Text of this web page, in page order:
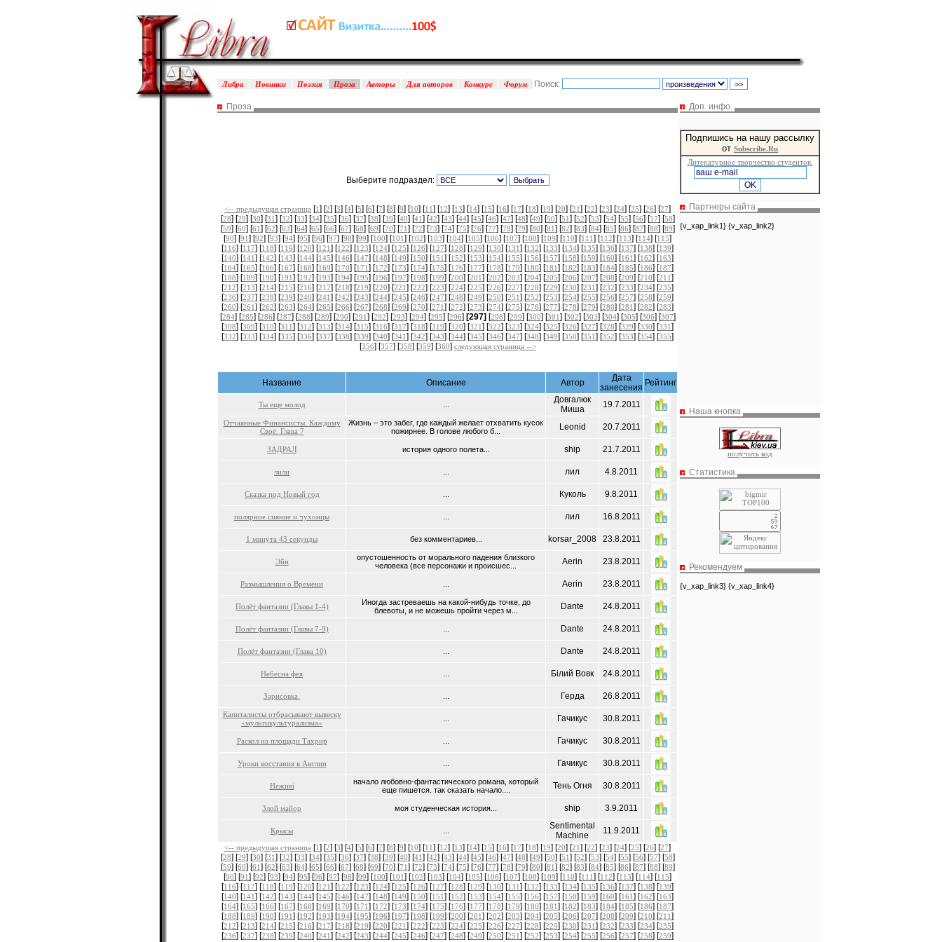
Поиск:
Либра Новинки Поэзия Проза Авторы Для авторов Конкурс Форум
Проза
Выберите подраздел:
<-- предыдущая страница [1] [2] [3] [4] [5] [6] [7] [8] [9] [10] [11] [12] [13] [14] [15] [16] [17] [18] [19] [20] [21] [22] [23] [24] [25] [26] [27]
[28] [29] [30] [31] [32] [33] [34] [35] [36] [37] [38] [39] [40] [41] [42] [43] [44] [45] [46] [47] [48] [49] [50] [51] [52] [53] [54] [55] [56] [57] [58]
[59] [60] [61] [62] [63] [64] [65] [66] [67] [68] [69] [70] [71] [72] [73] [74] [75] [76] [77] [78] [79] [80] [81] [82] [83] [84] [85] [86] [87] [88] [89]
[90] [91] [92] [93] [94] [95] [96] [97] [98] [99] [100] [101] [102] [103] [104] [105] [106] [107] [108] [109] [110] [111] [112] [113] [114] [115]
[116] [117] [118] [119] [120] [121] [122] [123] [124] [125] [126] [127] [128] [129] [130] [131] [132] [133] [134] [135] [136] [137] [138] [139]
[140] [141] [142] [143] [144] [145] [146] [147] [148] [149] [150] [151] [152] [153] [154] [155] [156] [157] [158] [159] [160] [161] [162] [163]
[164] [165] [166] [167] [168] [169] [170] [171] [172] [173] [174] [175] [176] [177] [178] [179] [180] [181] [182] [183] [184] [185] [186] [187]
[188] [189] [190] [191] [192] [193] [194] [195] [196] [197] [198] [199] [200] [201] [202] [203] [204] [205] [206] [207] [208] [209] [210] [211]
[212] [213] [214] [215] [216] [217] [218] [219] [220] [221] [222] [223] [224] [225] [226] [227] [228] [229] [230] [231] [232] [233] [234] [235]
[236] [237] [238] [239] [240] [241] [242] [243] [244] [245] [246] [247] [248] [249] [250] [251] [252] [253] [254] [255] [256] [257] [258] [259]
[260] [261] [262] [263] [264] [265] [266] [267] [268] [269] [270] [271] [272] [273] [274] [275] [276] [277] [278] [279] [280] [281] [282] [283]
[284] [285] [286] [287] [288] [289] [290] [291] [292] [293] [294] [295] [296] [297] [298] [299] [300] [301] [302] [303] [304] [305] [306] [307]
[308] [309] [310] [311] [312] [313] [314] [315] [316] [317] [318] [319] [320] [321] [322] [323] [324] [325] [326] [327] [328] [329] [330] [331]
[332] [333] [334] [335] [336] [337] [338] [339] [340] [341] [342] [343] [344] [345] [346] [347] [348] [349] [350] [351] [352] [353] [354] [355]
[356] [357] [358] [359] [360] следующая страница -->
Название Описание Автор
Дата
занесения Рейтинг
Ты еще молод
Довгалюк
Миша
19.7.2011
Отчаянные Финансисты. Каждому
Своё. Глава 7
Жизнь – это забег, где каждый желает отхватить кусок
пожирнее. В голове любого б...
Leonid 20.7.2011
ЗАДРАЛ история одного полета... ship 21.7.2011
лили лил 4.8.2011
Сказка под Новый год Куколь 9.8.2011
полярное сияние и чухонцы лил 16.8.2011
1 минута 43 секунды без комментариев... korsar_2008 23.8.2011
Эйн
опустошенность от морального падения близкого
человека (все персонажи и происшес...
Aerin 23.8.2011
Размышления о Времени Aerin 23.8.2011
Полёт фантазии (Главы 1-4)
Иногда застреваешь на какой-нибудь точке, до
блевоты, и не можешь пройти через м...
Dante 24.8.2011
Полёт фантазии (Главы 7-9) Dante 24.8.2011
Полёт фантазии (Глава 10) Dante 24.8.2011
Небесна фея Білий Вовк 24.8.2011
Зарисовка. Герда 26.8.2011
Капиталисты отбрасывают вывеску
«мультикультурализма»
Гачикус 30.8.2011
Раскол на площади Тахрир Гачикус 30.8.2011
Уроки восстания в Англии Гачикус 30.8.2011
Неживі
начало любовно-фантастического романа, который
еще пишется. так сказать начало....
Тень Огня 30.8.2011
Злой майор моя студенческая история... ship 3.9.2011
Крысы
Sentimental
Machine
11.9.2011
<-- предыдущая страница [1] [2] [3] [4] [5] [6] [7] [8] [9] [10] [11] [12] [13] [14] [15] [16] [17] [18] [19] [20] [21] [22] [23] [24] [25] [26] [27]
[28] [29] [30] [31] [32] [33] [34] [35] [36] [37] [38] [39] [40] [41] [42] [43] [44] [45] [46] [47] [48] [49] [50] [51] [52] [53] [54] [55] [56] [57] [58]
[59] [60] [61] [62] [63] [64] [65] [66] [67] [68] [69] [70] [71] [72] [73] [74] [75] [76] [77] [78] [79] [80] [81] [82] [83] [84] [85] [86] [87] [88] [89]
[90] [91] [92] [93] [94] [95] [96] [97] [98] [99] [100] [101] [102] [103] [104] [105] [106] [107] [108] [109] [110] [111] [112] [113] [114] [115]
[116] [117] [118] [119] [120] [121] [122] [123] [124] [125] [126] [127] [128] [129] [130] [131] [132] [133] [134] [135] [136] [137] [138] [139]
[140] [141] [142] [143] [144] [145] [146] [147] [148] [149] [150] [151] [152] [153] [154] [155] [156] [157] [158] [159] [160] [161] [162] [163]
[164] [165] [166] [167] [168] [169] [170] [171] [172] [173] [174] [175] [176] [177] [178] [179] [180] [181] [182] [183] [184] [185] [186] [187]
[188] [189] [190] [191] [192] [193] [194] [195] [196] [197] [198] [199] [200] [201] [202] [203] [204] [205] [206] [207] [208] [209] [210] [211]
[212] [213] [214] [215] [216] [217] [218] [219] [220] [221] [222] [223] [224] [225] [226] [227] [228] [229] [230] [231] [232] [233] [234] [235]
[236] [237] [238] [239] [240] [241] [242] [243] [244] [245] [246] [247] [248] [249] [250] [251] [252] [253] [254] [255] [256] [257] [258] [259]
Доп. инфо.
Подпишись на нашу рассылку
от Subscribe.Ru
Литературное творчество студентов.
Партнеры сайта
{v_xap_link1} {v_xap_link2}
Наша кнопка
получить код
Статистика
Рекомендуем
{v_xap_link3} {v_xap_link4}